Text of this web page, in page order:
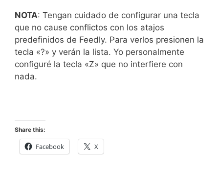
NOTA: Tengan cuidado de configurar una tecla
que no cause conflictos con los atajos
predefinidos de Feedly. Para verlos presionen la
tecla «?» y verán la lista. Yo personalmente
configuré la tecla «Z» que no interfiere con
nada.
Share this:
Facebook X